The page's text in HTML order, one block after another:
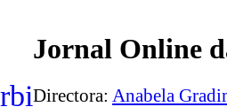
Jornal Online
Directora: Anabela